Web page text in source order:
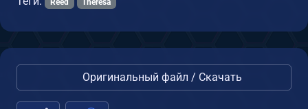
Reed Theresa
Оригинальный файл / Скачать